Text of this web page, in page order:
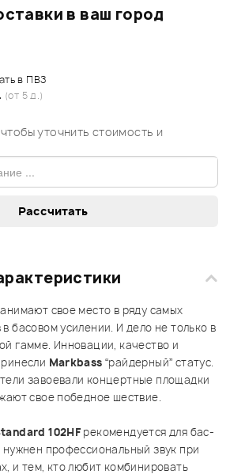
в ваш город
в ПВЗ
(от 5 д.)
уточнить стоимость и
свое место в ряду самых
басовом усилении. И дело не только в
гамме. Инновации, качество и
Markbass “райдерный” статус.
завоевали концертные площадки
свое победное шествие.
102HF рекомендуется для бас-
нужнен профессиональный звук при
и тем, кто любит комбинировать